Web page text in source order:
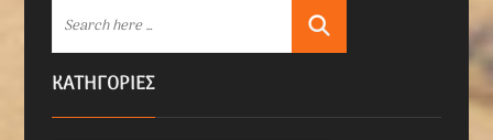
KΑΤΗΓΟΡΊΕΣ